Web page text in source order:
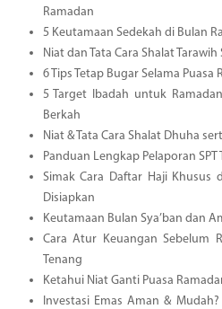
Ramadan
5 Keutamaan Sedekah di Bulan
Niat dan Tata Cara Shalat
6 Tips Tetap Bugar Selama Puasa
5 Target Ibadah untuk
Berkah
Niat & Tata Cara Shalat Dhuha
Panduan Lengkap Pelaporan SPT
Simak Cara Daftar Haji Khusus
Disiapkan
Keutamaan Bulan Sya’ban dan
Cara Atur Keuangan Sebelum
Tenang
Ketahui Niat Ganti Puasa
Investasi Emas Aman &